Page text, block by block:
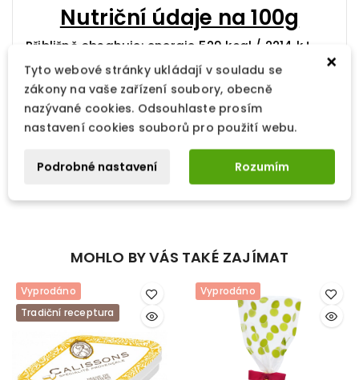
Nutriční údaje na 100g
Přibližně obsahuje: energie 529 kcal / 2214 kJ,
tuky 32 g (z toho nasycené mastné kyseliny 17
g), sacharidy 53 g (z toho cukry 50 g), bílkoviny
5,2 g, sůl 0,2 g.
Skladujte při teplotě 15 až 18 °C, na suchém
místě (vlhkost vzduchu 50 až 60 %), mimo
dosah světla.
MOHLO BY VÁS TAKÉ ZAJÍMAT
Vyprodáno
Tradiční receptura
Vyprodáno
×
Tyto webové stránky ukládají v souladu se
zákony na vaše zařízení soubory, obecně
nazývané cookies. Odsouhlaste prosím
nastavení cookies souborů pro použití webu.
Podrobné nastavení Rozumím